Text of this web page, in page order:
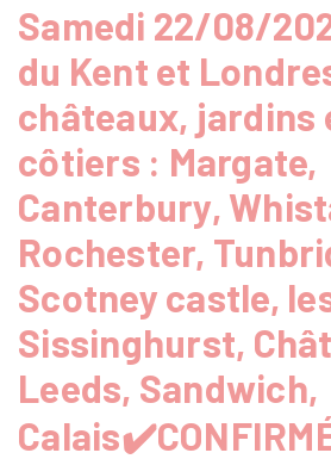
Samedi 22/08/
du Kent et
châteaux, jardins
côtiers : Margate,
Canterbury,
Rochester,
Scotney castle,
Sissinghurst,
Leeds, Sandwich,